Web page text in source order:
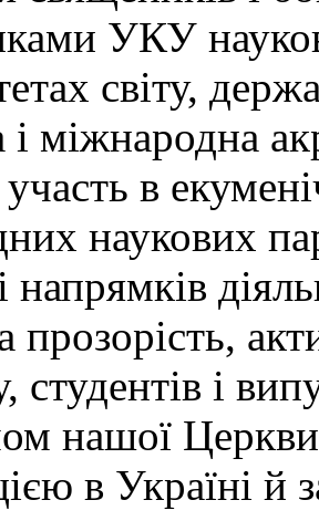
УКУ
світу,
міжнародна
в
наукових
прозорість,
студентів і
нашої Церкви
в Україні